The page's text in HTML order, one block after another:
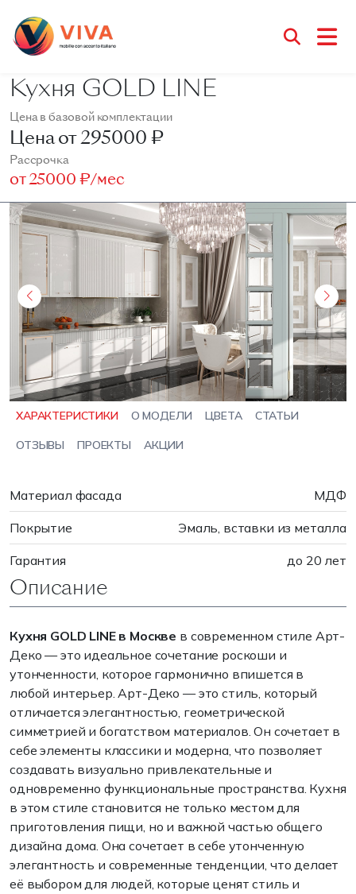
Кухня GOLD LINE
Цена в базовой комплектации
Цена от295000 ₽
Рассрочка
от25000 ₽/мес
ХАРАКТЕРИСТИКИ О МОДЕЛИ ЦВЕТА СТАТЬИ
ОТЗЫВЫ ПРОЕКТЫ АКЦИИ
Материал фасада МДФ
Покрытие Эмаль, вставки из металла
Гарантия до 20 лет
Описание
Кухня GOLD LINE в Москве в современном стиле Арт-
Деко — это идеальное сочетание роскоши и
утонченности, которое гармонично впишется в
любой интерьер. Арт-Деко — это стиль, который
отличается элегантностью, геометрической
симметрией и богатством материалов. Он сочетает в
себе элементы классики и модерна, что позволяет
создавать визуально привлекательные и
одновременно функциональные пространства. Кухня
в этом стиле становится не только местом для
приготовления пищи, но и важной частью общего
дизайна дома. Она сочетает в себе утонченную
элегантность и современные тенденции, что делает
её выбором для людей, которые ценят стиль и